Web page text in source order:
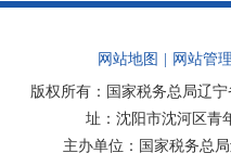
网站地图 网站管理
版权所有：国家税务总局辽
址：沈阳市沈河区青
主办单位：国家税务总